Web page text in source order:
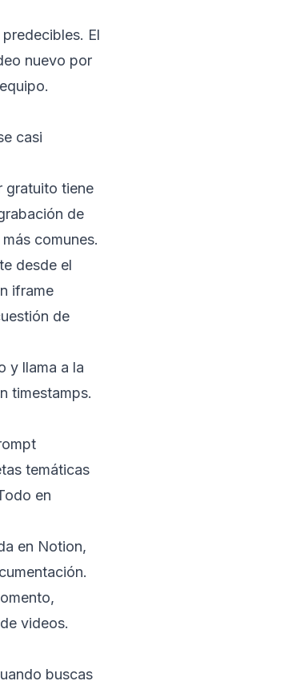
El
nuevo por
casi
gratuito tiene
de
comunes.
desde el
iframe
de
y llama a la
timestamps.
temáticas
en
en Notion,
videos.
buscas